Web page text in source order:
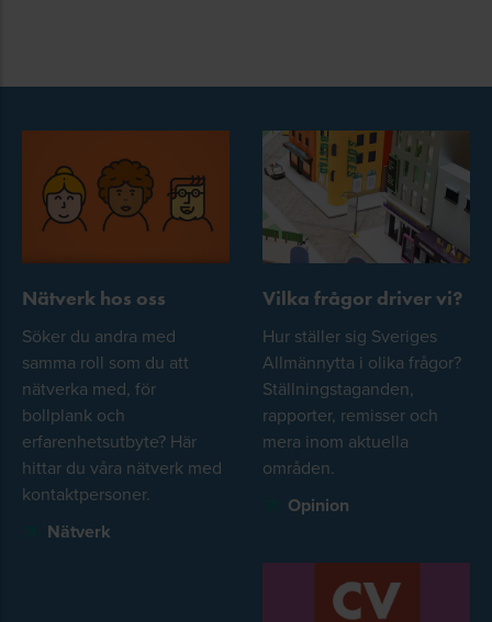
Nätverk hos oss
Söker du andra med
samma roll som du att
nätverka med, för
bollplank och
erfarenhetsutbyte? Här
hittar du våra nätverk med
kontaktpersoner.
Nätverk
Vilka frågor driver vi?
Hur ställer sig Sveriges
Allmännytta i olika frågor?
Ställningstaganden,
rapporter, remisser och
mera inom aktuella
områden.
Opinion